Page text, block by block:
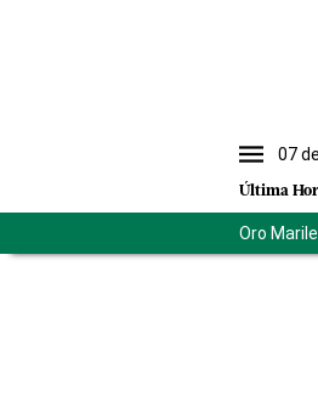
07
Última
Oro